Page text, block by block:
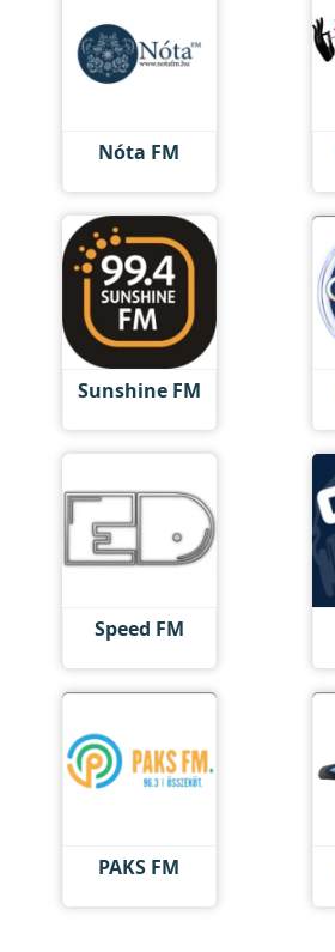
Nóta FM
Sunshine FM
Speed FM
PAKS FM